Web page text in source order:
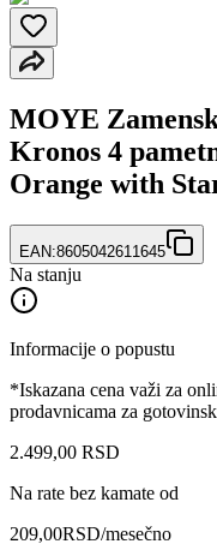
MOYE
Kronos 4
Orange with
EAN:8605042611645
Na stanju
Informacije o popustu
*Iskazana cena važi za
prodavnicama za
2.499,00 RSD
Na rate bez kamate od
209,00RSD/mesečno